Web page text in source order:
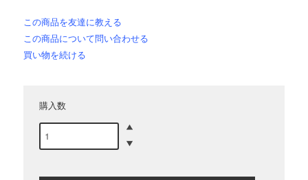
この商品を友達に教える
この商品について問い合わせる
買い物を続ける
購入数